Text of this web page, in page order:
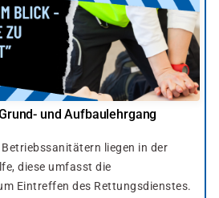
und Aufbaulehrgang
liegen in der
diese umfasst die
Eintreffen des Rettungsdienstes.